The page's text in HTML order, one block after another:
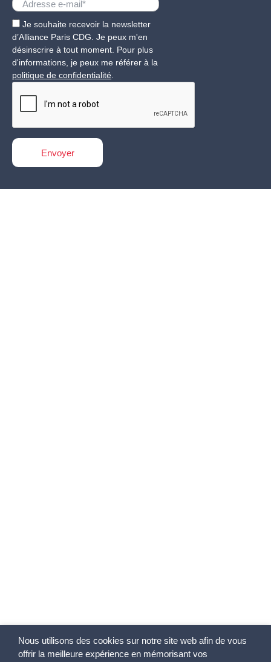
Je souhaite recevoir la newsletter
d’Alliance Paris CDG. Je peux m'en
désinscrire à tout moment. Pour plus
d'informations, je peux me référer à la
politique de confidentialité
Nous utilisons des cookies sur notre site web afin de vous
offrir la meilleure expérience en mémorisant vos